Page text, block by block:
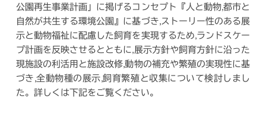
公園再生事業計画」に掲げるコンセプト『人と動物,都市と
自然が共生する環境公園』に基づき,ストーリー性のある展
示と動物福祉に配慮した飼育を実現するため,ランドスケー
プ計画を反映させるとともに,展示方針や飼育方針に沿った
現施設の利活用と施設改修,動物の補充や繁殖の実現性に基
づき,全動物種の展示,飼育繁殖と収集について検討しまし
た。詳しくは下記をご覧ください。